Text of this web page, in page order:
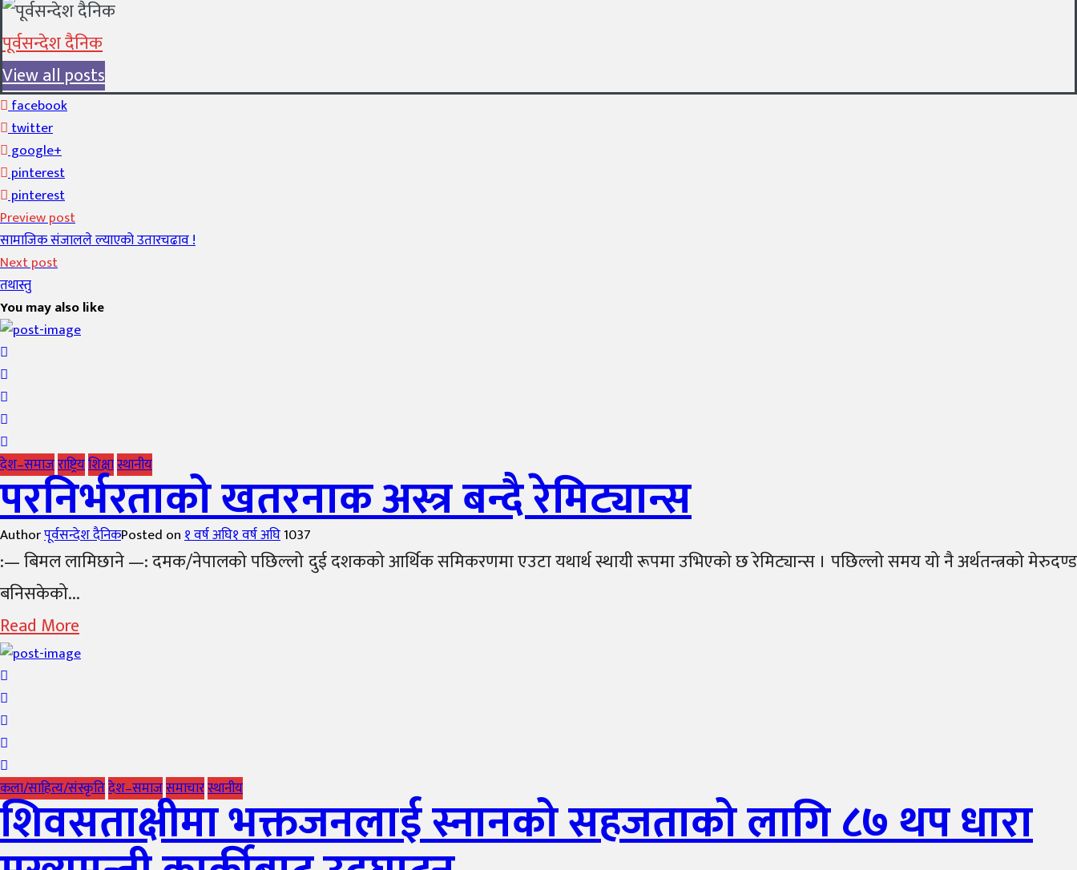
पूर्वसन्देश दैनिक
View all posts
facebook
twitter
google+
pinterest
pinterest
Preview post
सामाजिक संजालले ल्याएको उतारचढाव !
Next post
तथास्तु
You may also like
देश–समाजराष्ट्रियशिक्षास्थानीय
परनिर्भरताको खतरनाक अस्त्र बन्दै रेमिट्यान्स
Authorपूर्वसन्देश दैनिकPosted on१ वर्ष अघि१ वर्ष अघि1037
:— बिमल लामिछाने —: दमक/नेपालको पछिल्लो दुई दशकको आर्थिक समिकरणमा एउटा यथार्थ स्थायी रूपमा उभिएको छ रेमिट्यान्स । पछिल्लो समय यो नै अर्थतन्त्रको मेरुदण्ड
बनिसकेको...
Read More
कला/साहित्य/संस्कृतिदेश–समाजसमाचारस्थानीय
शिवसताक्षीमा भक्तजनलाई स्नानको सहजताको लागि ८७ थप धारा